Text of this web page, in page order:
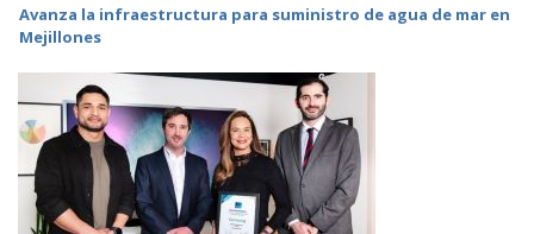
Avanza la infraestructura para suministro de agua de mar en
Mejillones